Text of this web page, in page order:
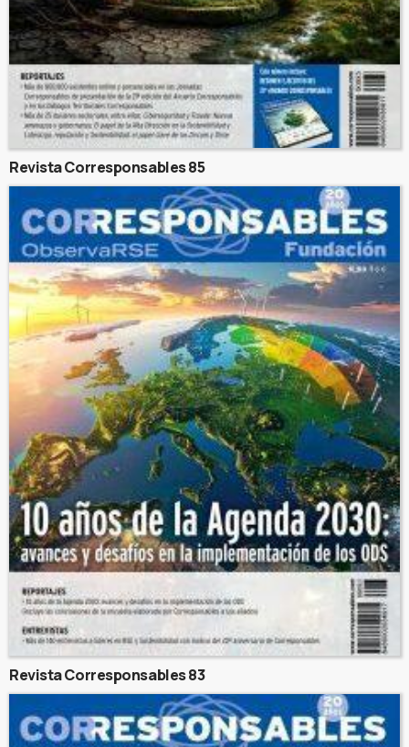
Revista Corresponsables 85
Revista Corresponsables 83